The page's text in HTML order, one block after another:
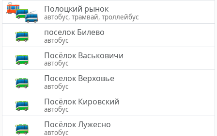
Полоцкий рынок
автобус, трамвай, троллейбус
поселок Билево
автобус
Посёлок Васьковичи
автобус
Поселок Верховье
автобус
Посёлок Кировский
автобус
Посёлок Лужесно
автобус